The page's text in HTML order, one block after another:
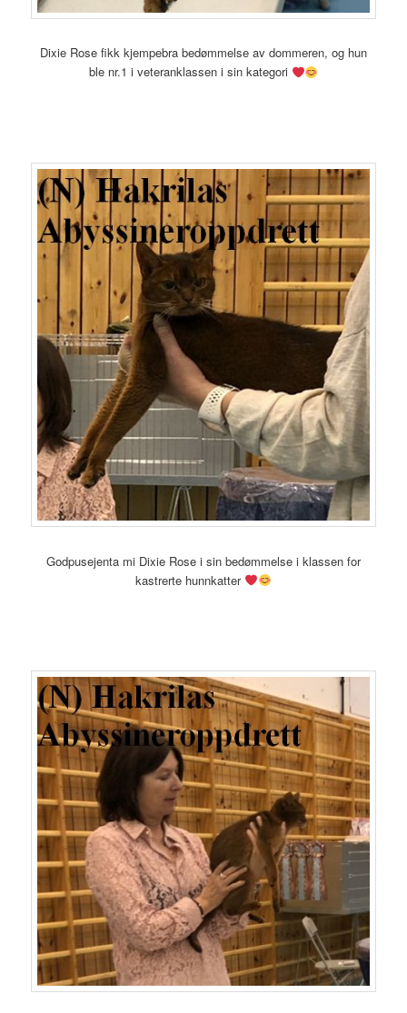
Dixie Rose fikk kjempebra bedømmelse av dommeren, og hun
ble nr.1 i veteranklassen i sin kategori
Godpusejenta mi Dixie Rose i sin bedømmelse i klassen for
kastrerte hunnkatter